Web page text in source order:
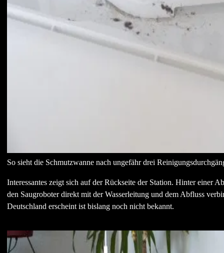
So sieht die Schmutzwanne nach ungefähr drei
Interessantes zeigt sich auf der Rückseite der Station. Hinter einer
den Saugroboter direkt mit der Wasserleitung und dem Abfluss
Deutschland erscheint ist bislang noch nicht bekannt.